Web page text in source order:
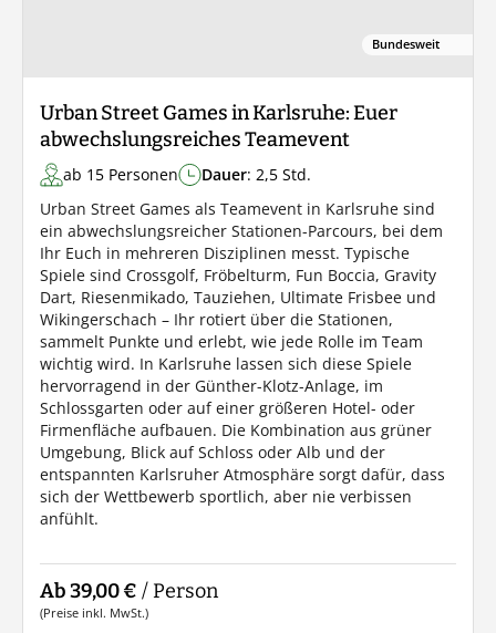
Bundesweit
Urban Street Games in Karlsruhe: Euer
abwechslungsreiches Teamevent
ab 15 Personen Dauer: 2,5 Std.
Urban Street Games als Teamevent in Karlsruhe sind
ein abwechslungsreicher Stationen-Parcours, bei dem
Ihr Euch in mehreren Disziplinen messt. Typische
Spiele sind Crossgolf, Fröbelturm, Fun Boccia, Gravity
Dart, Riesenmikado, Tauziehen, Ultimate Frisbee und
Wikingerschach – Ihr rotiert über die Stationen,
sammelt Punkte und erlebt, wie jede Rolle im Team
wichtig wird. In Karlsruhe lassen sich diese Spiele
hervorragend in der Günther-Klotz-Anlage, im
Schlossgarten oder auf einer größeren Hotel- oder
Firmenfläche aufbauen. Die Kombination aus grüner
Umgebung, Blick auf Schloss oder Alb und der
entspannten Karlsruher Atmosphäre sorgt dafür, dass
sich der Wettbewerb sportlich, aber nie verbissen
anfühlt.
Ab 39,00 € / Person
(Preise inkl. MwSt.)